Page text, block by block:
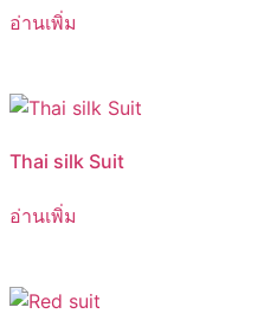
อ่านเพิ่ม
Thai silk Suit
อ่านเพิ่ม